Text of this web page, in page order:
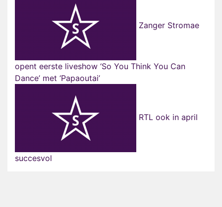
Zanger Stromae
opent eerste liveshow ‘So You Think You Can
Dance’ met ‘Papaoutai’
RTL ook in april
succesvol